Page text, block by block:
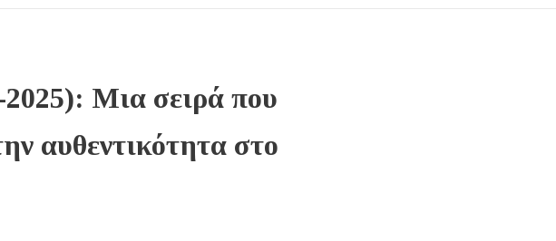
Μια σειρά που
αυθεντικότητα στο